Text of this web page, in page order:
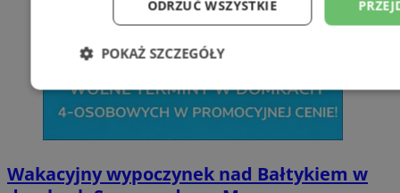
Wakacyjny wypoczynek nad Bałtykiem w
ODRZUĆ WSZYSTKIE
POKAŻ SZCZEGÓŁY
Niezbędne Wydajność